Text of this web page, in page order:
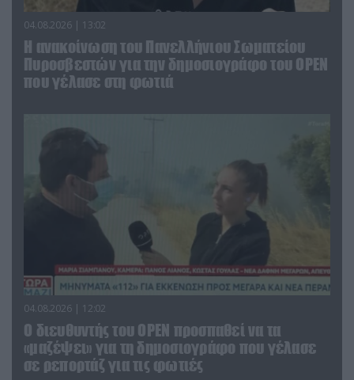
04.08.2026 | 13:02
Η ανακοίνωση του Πανελλήνιου Σωματείου
Πυροσβεστών για την δημοσιογράφο του OPEN
που γέλασε στη φωτιά
04.08.2026 | 12:02
O διευθυντής του OPEN προσπαθεί να τα
«μαζέψει» για τη δημοσιογράφο που γέλασε
σε ρεπορτάζ για τις φωτιές